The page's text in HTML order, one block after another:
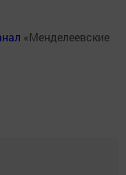
«Менделеевские